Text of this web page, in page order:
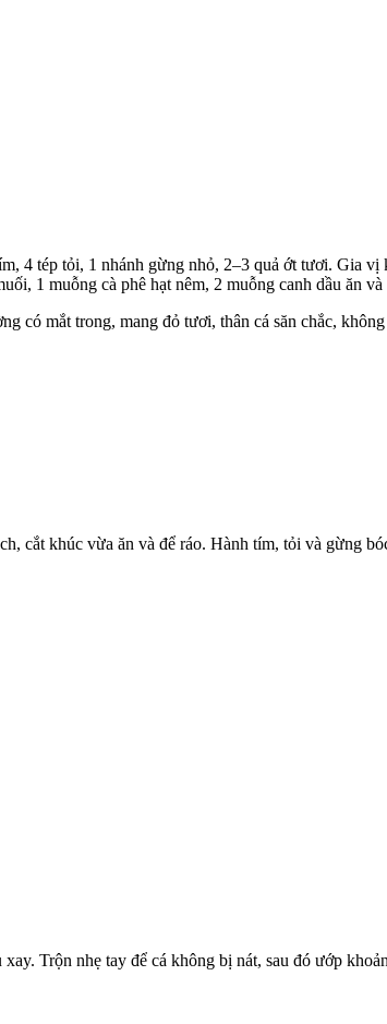
4 tép tỏi, 1 nhánh gừng nhỏ, 2–3 quả ớt tươi. Gia
1 muỗng cà phê hạt nêm, 2 muỗng canh dầu ăn
có mắt trong, mang đỏ tươi, thân cá săn chắc,
cắt khúc vừa ăn và để ráo. Hành tím, tỏi và gừng
Trộn nhẹ tay để cá không bị nát, sau đó ướp